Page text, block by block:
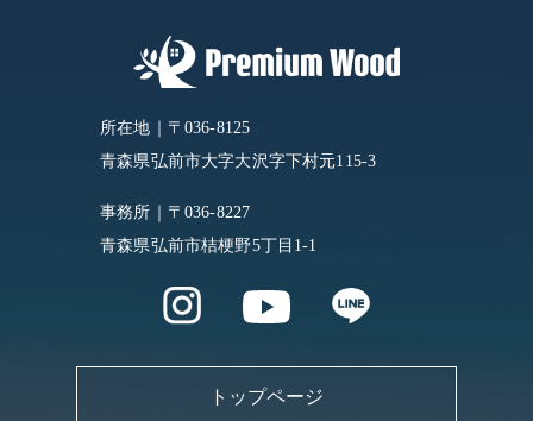
所在地｜〒036-8125
青森県弘前市大字大沢字下村元115-3
事務所｜〒036-8227
青森県弘前市桔梗野5丁目1-1
トップページ